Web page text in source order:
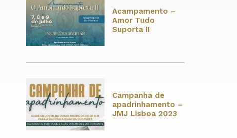
Acampamento –
Amor Tudo
Suporta II
Campanha de
apadrinhamento –
JMJ Lisboa 2023